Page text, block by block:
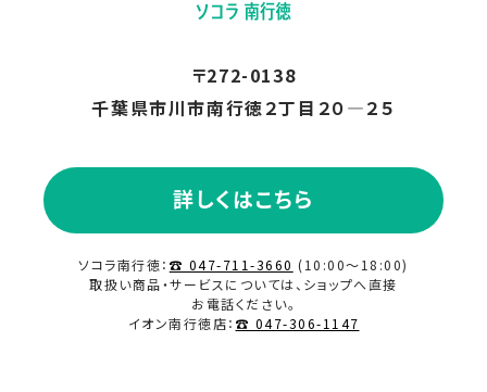
2023.11
2023.10
2023.09
2023.08
〒272-0138
千葉県市川市南行徳２丁目２０―２５
詳しくはこちら
ソコラ南行徳： ☎ 047-711-3660 (10:00～18:00)
取扱い商品・サービスについては、ショップへ直接
お電話ください。
イオン南行徳店： ☎ 047-306-1147